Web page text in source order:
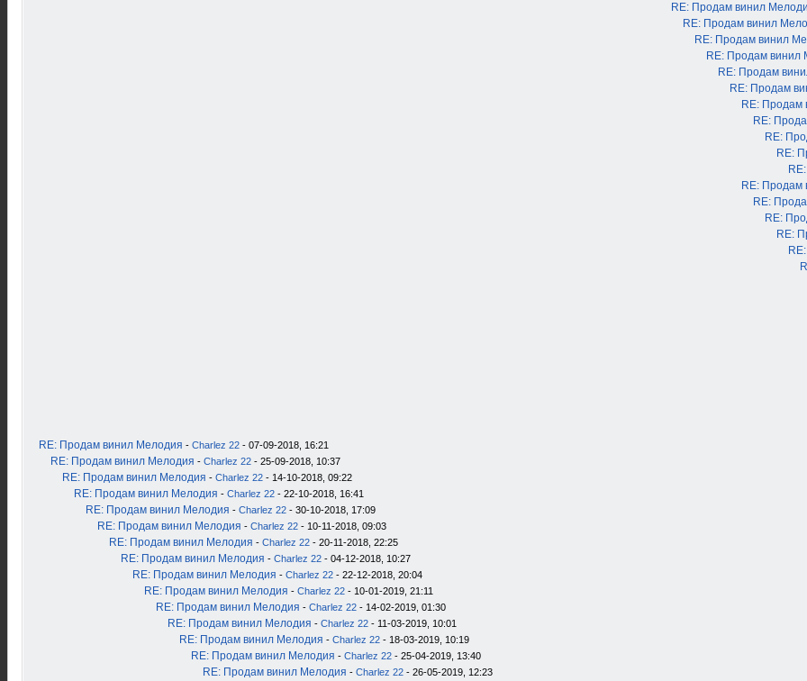
RE: Продам винил
RE: Продам винил
RE: Продам винил
RE: Продам винил
RE: Продам
RE: Продам
RE: Продам
RE:
RE:
RE:
RE: Продам
RE:
RE:
RE:
RE: Продам винил Мелодия - Charlez 22 - 07-09-2018, 16:21
RE: Продам винил Мелодия - Charlez 22 - 25-09-2018, 10:37
RE: Продам винил Мелодия - Charlez 22 - 14-10-2018, 09:22
RE: Продам винил Мелодия - Charlez 22 - 22-10-2018, 16:41
RE: Продам винил Мелодия - Charlez 22 - 30-10-2018, 17:09
RE: Продам винил Мелодия - Charlez 22 - 10-11-2018, 09:03
RE: Продам винил Мелодия - Charlez 22 - 20-11-2018, 22:25
RE: Продам винил Мелодия - Charlez 22 - 04-12-2018, 10:27
RE: Продам винил Мелодия - Charlez 22 - 22-12-2018, 20:04
RE: Продам винил Мелодия - Charlez 22 - 10-01-2019, 21:11
RE: Продам винил Мелодия - Charlez 22 - 14-02-2019, 01:30
RE: Продам винил Мелодия - Charlez 22 - 11-03-2019, 10:01
RE: Продам винил Мелодия - Charlez 22 - 18-03-2019, 10:19
RE: Продам винил Мелодия - Charlez 22 - 25-04-2019, 13:40
RE: Продам винил Мелодия - Charlez 22 - 26-05-2019, 12:23